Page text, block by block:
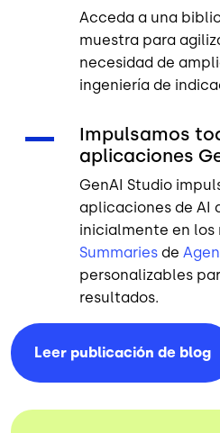
Acceda a una
muestra para
necesidad de
ingeniería de
Impulsamos
aplicaciones
GenAI Studio
aplicaciones de AI
inicialmente en los
Summaries de
personalizables
resultados.
Leer publicación de blog